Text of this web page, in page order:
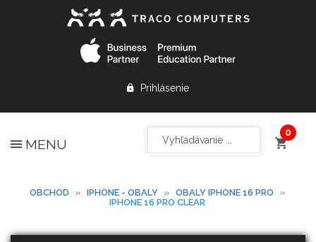
Prihlásenie
MENU
OBCHOD » IPHONE - OBALY » OBALY IPHONE 16 PRO
»
IPHONE 16 PRO CLEAR